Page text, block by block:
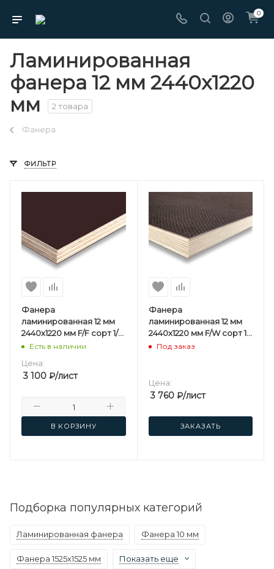
0
Ламинированная
фанера 12 мм 2440х1220
мм
2 товара
Фанера
ФИЛЬТР
Фанера
ламинированная 12 мм
2440х1220 мм F/F сорт 1/1
березовая
Есть в наличии
Цена:
3 100 ₽/лист
В КОРЗИНУ
Фанера
ламинированная 12 мм
2440х1220 мм F/W сорт 1/1
березовая
Под заказ
Цена:
3 760₽/лист
ЗАКАЗАТЬ
Подборка популярных категорий
Ламинированная фанера Фанера 10 мм
Фанера 1525х1525 мм Показать еще